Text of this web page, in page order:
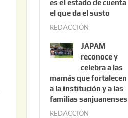
es el estado de cuenta
el que da el susto
REDACCIÓN
s
t
o
3
JAPAM
reconoce y
celebra a las
mamás que fortalecen
a la institución y a las
familias sanjuanenses
REDACCIÓN